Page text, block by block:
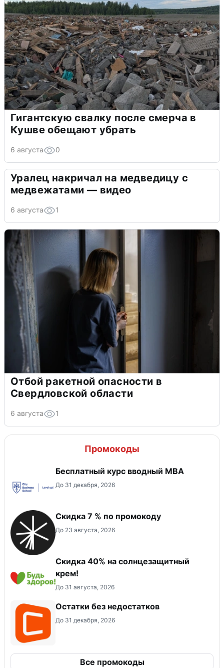
Гигантскую свалку после смерча в
Кушве обещают убрать
6 августа 0
Уралец накричал на медведицу с
медвежатами — видео
6 августа 1
Отбой ракетной опасности в
Свердловской области
6 августа 1
Промокоды
Бесплатный курс вводный МВА
До 31 декабря, 2026
Скидка 7 % по промокоду
До 23 августа, 2026
Скидка 40% на солнцезащитный
крем!
До 31 августа, 2026
Остатки без недостатков
До 31 декабря, 2026
Все промокоды